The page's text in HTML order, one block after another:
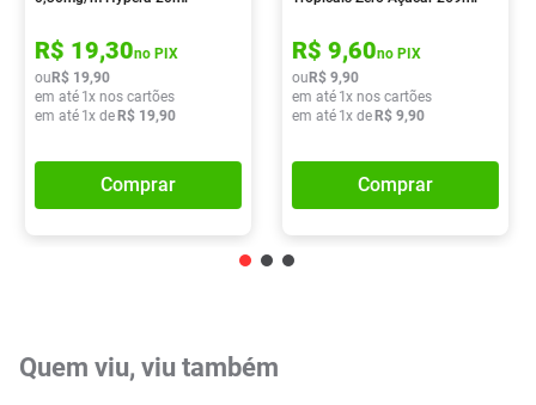
R$ 19,30no PIX
ou R$ 19,90
em até 1x nos cartões
em até 1x de R$ 19,90
Comprar
R$ 9,60no PIX
ou R$ 9,90
em até 1x nos cartões
em até 1x de R$ 9,90
Comprar
Quem viu, viu também